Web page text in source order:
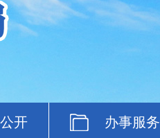
开 办事服务